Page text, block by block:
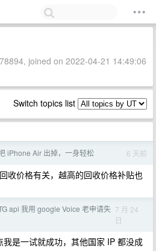
joined on 2022-04-21 14:49:06
Switch topics list
iPhone Air 出掉，一身轻松 6 天前
收价格有关，越高的回收价格补贴也
api 我用 google Voice 老申请失 7 月 24
日
是一试就成功，其他国家 IP 都没成